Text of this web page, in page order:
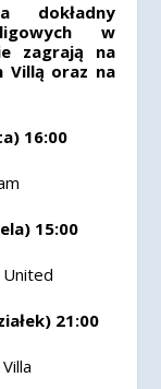
dokładny
w
zagrają na
Villą oraz na
16:00
15:00
21:00